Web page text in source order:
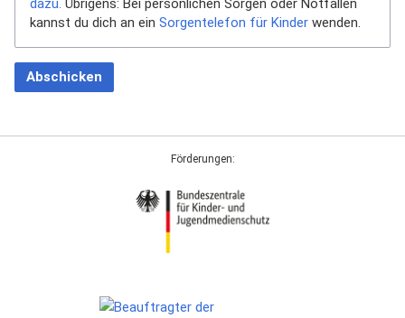
dazu. Übrigens: Bei persönlichen Sorgen oder Notfällen
kannst du dich an ein Sorgentelefon für Kinder wenden.
Abschicken
Förderungen: